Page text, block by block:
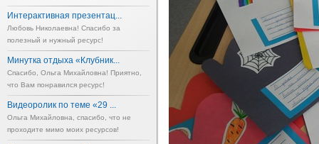
Интерактивная презентац...
Любовь Николаевна! Спасибо за
полезный и нужный ресурс!
Минутка отдыха «Клубник...
Спасибо, Ольга Михайловна! Приятно,
что Вам понравился ресурс!
Видеоролик по теме «29 ...
Ольга Михайловна, спасибо, что не
проходите мимо моих ресурсов!